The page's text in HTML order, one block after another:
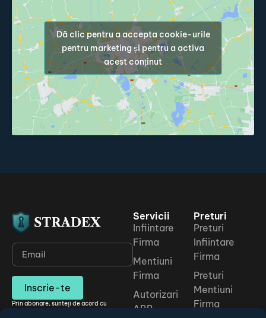
Dă clic pentru a accepta cookie-urile
pentru marketing și pentru a activa
acest conținut
Inscrie-te
Prin abonare, sunteți de acord cu
Servicii
Infiintare
Firma
Mentiuni
Firma
Autorizari
ARR
Preturi
Preturi
Infiintare
Firma
Preturi
Mentiuni
Firma